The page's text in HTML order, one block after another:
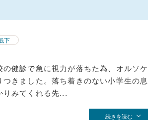
下
健診で急に視力が落ちた為、オルソケ
きました。落ち着きのない小学生の息
りみてくれる先...
続きを読む